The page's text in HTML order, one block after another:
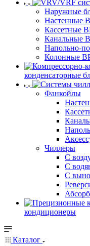
Наружные
Настенные
Кассетные
Канальные
Напольно-
Колонные
конденсаторные
Фанкойлы
Чиллеры
С
С
С
кондиционеры
Каталог